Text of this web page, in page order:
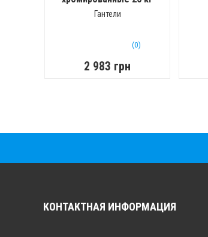
(цена за пару)
Гантели
(0)
2 983 грн
КОНТАКТНАЯ ИНФОРМАЦИЯ